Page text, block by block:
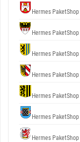
Hermes PaketShop
Hermes PaketShop
Hermes PaketShop
Hermes PaketShop
Hermes PaketShop
Hermes PaketShop
Hermes PaketShop